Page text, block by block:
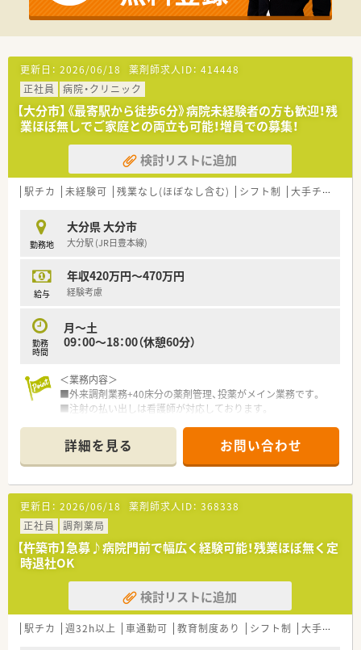
■数名の指導薬剤師が在籍しており、抗がん剤治療への関与、精
神科領域での薬物治療への関わり等を積極的行っています。
■認定薬剤師の取得費用もサポートがございます。
更新日： 2026/06/18 薬剤師求人ID： 414448
正社員
病院・クリニック
【大分市】《最寄駅から徒歩6分》病院未経験者の方も歓迎！残
業ほぼ無しでご家庭との両立も可能！増員での募集！
検討リストに追加
駅チカ 未経験可 残業なし(ほぼなし含む) シフト制 大手チェーン以外
勤務地
大分県 大分市
大分駅 (JR日豊本線)
給与
年収420万円～470万円
経験考慮
勤務
時間
月～土
09：00～18：00（休憩60分）
＜業務内容＞
■外来調剤業務+40床分の薬剤管理、投薬がメイン業務です。
■注射の払い出しは看護師が対応しております。
■夜勤や当直、オンコールはございません。
＜周辺環境＞
■ＪＲ最寄駅から徒歩6分の好立地にございます。
■最寄バス停からも徒歩1分と便利です。
■中心部にございますので、周辺にはコンビニやホテル・飲食店
などが立ち並んでいるエリアにございます。
■ホテルのようなきれいな病院です！
＜こんな病院です>
■入院・お産・手術・外来を行う本院と、不妊症ART、産婦人科、妊
婦健診を専門に行う分院、小児診療・検診・予防接種を行う「３つ
の医療施設」で女性の一生をトータルでサポートしています。
詳細を見る お問い合わせ
更新日： 2026/06/18 薬剤師求人ID： 368338
正社員
調剤薬局
【杵築市】急募♪病院門前で幅広く経験可能！残業ほぼ無く定
時退社OK
検討リストに追加
駅チカ 週32h以上 車通勤可 教育制度あり シフト制 大手チェーン以外